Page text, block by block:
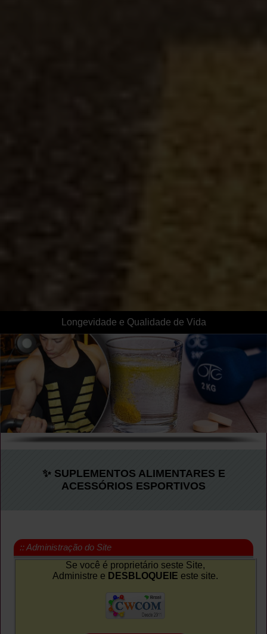
Longevidade e Qualidade de Vida
✨ SUPLEMENTOS ALIMENTARES E
ACESSÓRIOS ESPORTIVOS
:: Administração do Site
Se você é proprietário seste Site,
Administre e DESBLOQUEIE este site.